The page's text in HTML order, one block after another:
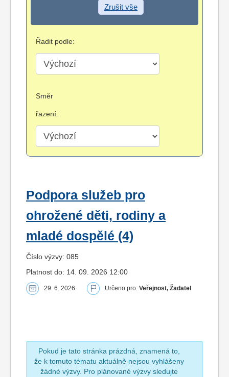
Zrušit vše
Řadit podle:
Směr
řazení:
Podpora služeb pro
ohrožené děti, rodiny a
mladé dospělé (4)
Číslo výzvy: 085
Platnost do: 14. 09. 2026 12:00
29. 6. 2026 Určeno pro: Veřejnost, Žadatel
Pokud je tato stránka prázdná, znamená to,
že k tomuto tématu aktuálně nejsou vyhlášeny
žádné výzvy. Pro plánované výzvy sledujte